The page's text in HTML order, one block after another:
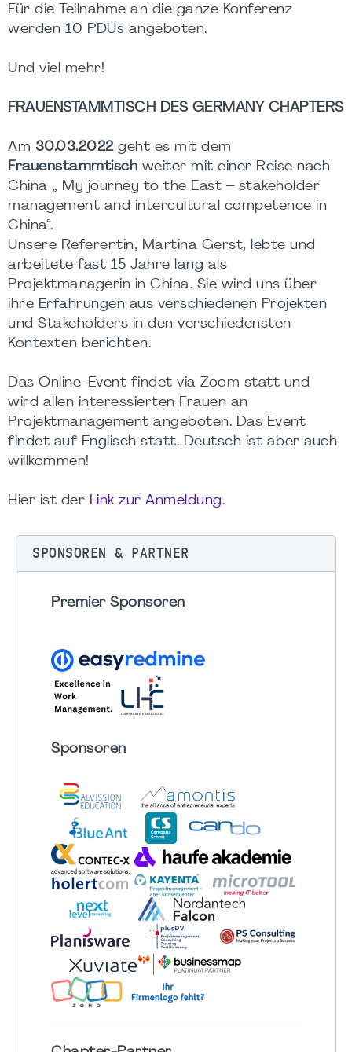
Für die Teilnahme an die ganze Konferenz
werden 10 PDUs angeboten.
Und viel mehr!
FRAUENSTAMMTISCH DES GERMANY CHAPTERS
Am 30.03.2022geht es mit dem
Frauenstammtisch weiter mit einer Reise nach
China „ My journey to the East – stakeholder
management and intercultural competence in
China“.
Unsere Referentin, Martina Gerst, lebte und
arbeitete fast 15 Jahre lang als
Projektmanagerin in China. Sie wird uns über
ihre Erfahrungen aus verschiedenen Projekten
und Stakeholders in den verschiedensten
Kontexten berichten.
Das Online-Event findet via Zoom statt und
wird allen interessierten Frauen an
Projektmanagement angeboten. Das Event
findet auf Englisch statt. Deutsch ist aber auch
willkommen!
Hier ist der Link zur Anmeldung.
SPONSOREN & PARTNER
Premier Sponsoren
Sponsoren